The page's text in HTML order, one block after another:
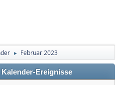
► Februar 2023
Kalender-Ereignisse